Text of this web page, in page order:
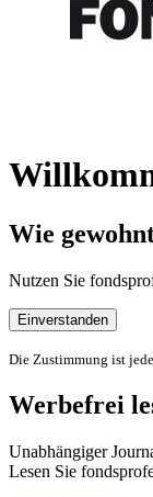
Wie
Nutzen Sie
Einverstanden
Die Zustimmung ist
Werbefrei
Unabhängiger
Lesen Sie